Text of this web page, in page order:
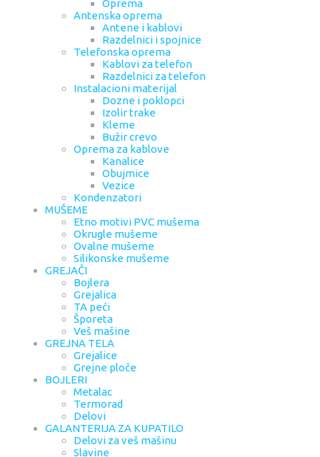
Oprema
Antenska oprema
Antene i kablovi
Razdelnici i spojnice
Telefonska oprema
Kablovi za telefon
Razdelnici za telefon
Instalacioni materijal
Dozne i poklopci
Izolir trake
Kleme
Bužir crevo
Oprema za kablove
Kanalice
Obujmice
Vezice
Kondenzatori
MUŠEME
Etno motivi PVC mušema
Okrugle mušeme
Ovalne mušeme
Silikonske mušeme
GREJAČI
Bojlera
Grejalica
TA peći
Šporeta
Veš mašine
GREJNA TELA
Grejalice
Grejne ploče
BOJLERI
Metalac
Termorad
Delovi
GALANTERIJA ZA KUPATILO
Delovi za veš mašinu
Slavine